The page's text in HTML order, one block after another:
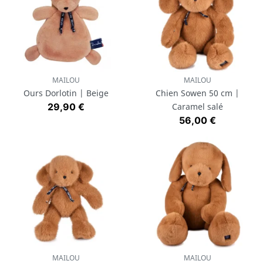
MAILOU
Ours Dorlotin | Beige
Prix
29,90 €
MAILOU
Chien Sowen 50 cm |
Caramel salé
Prix
56,00 €
MAILOU MAILOU